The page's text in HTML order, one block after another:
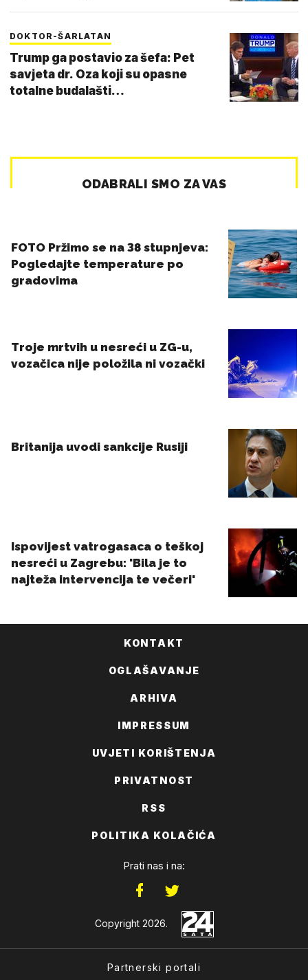
DOKTOR-ŠARLATAN
Trump ga postavio za šefa: Pet
savjeta dr. Oza koji su opasne
totalne budalašti…
KONTAKT
OGLAŠAVANJE
ARHIVA
IMPRESSUM
UVJETI KORIŠTENJA
PRIVATNOST
RSS
POLITIKA KOLAČIĆA
Prati nas i na:
Copyright 2026.
Partnerski portali